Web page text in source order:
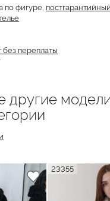
по фигуре, постгарантийный
без переплаты
другие
23355